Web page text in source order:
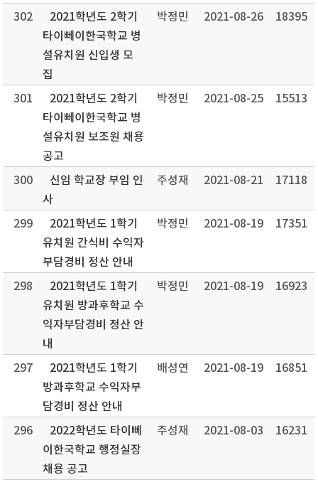
302
2021학년도 2학기
타이뻬이한국학교 병
설유치원 신입생 모
집
박정민 2021-08-26 18395
301
2021학년도 2학기
타이뻬이한국학교 병
설유치원 보조원 채용
공고
박정민 2021-08-25 15513
300
신임 학교장 부임 인
사
주성재 2021-08-21 17118
299
2021학년도 1학기
유치원 간식비 수익자
부담경비 정산 안내
박정민 2021-08-19 17351
298
2021학년도 1학기
유치원 방과후학교 수
익자부담경비 정산 안
내
박정민 2021-08-19 16923
297
2021학년도 1학기
방과후학교 수익자부
담경비 정산 안내
배성연 2021-08-19 16851
296
2022학년도 타이뻬
이한국학교 행정실장
채용 공고
주성재 2021-08-03 16231